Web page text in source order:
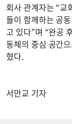
회사 관계자는 “교
들이 함께하는 공
고 있다”며 “완공
동체의 중심 공간
혔다.
서만교 기자